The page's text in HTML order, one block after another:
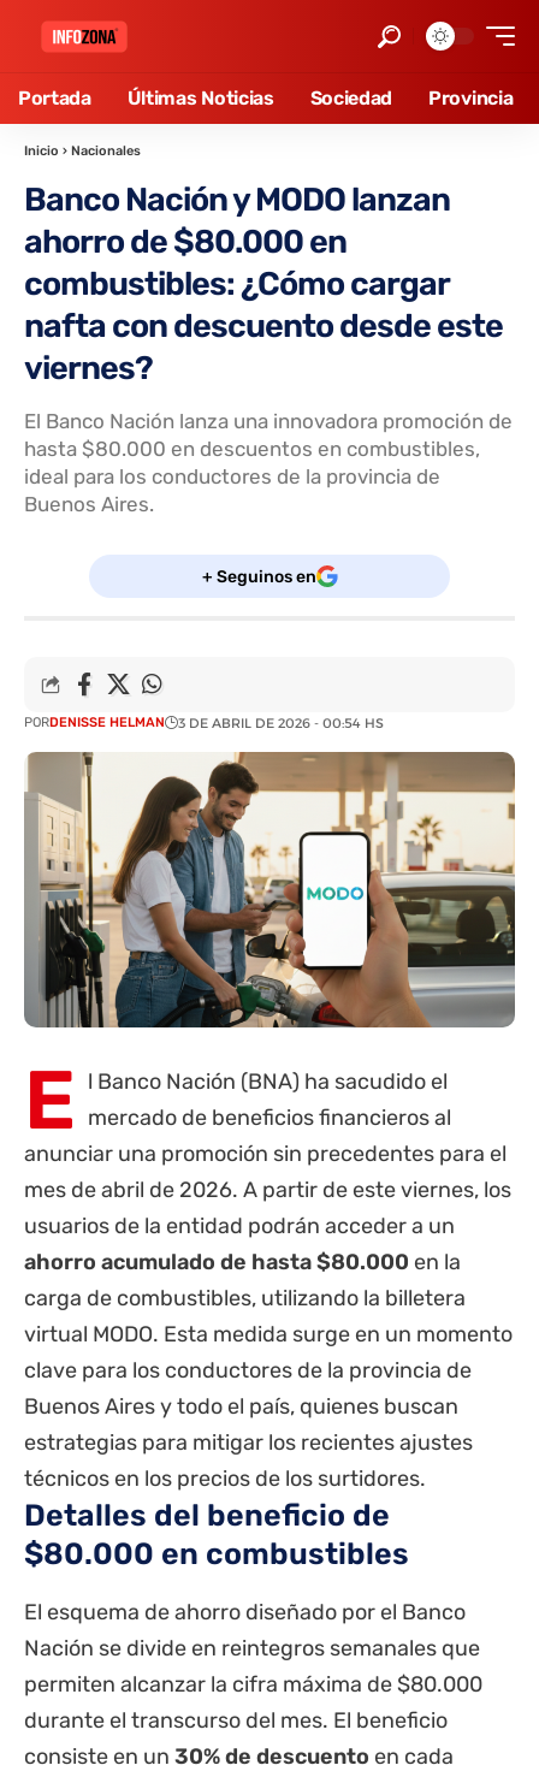
Portada Últimas Noticias Sociedad Provincia
Inicio › Nacionales
Banco Nación y MODO lanzan
ahorro de $80.000 en
combustibles: ¿Cómo cargar
nafta con descuento desde este
viernes?
El Banco Nación lanza una innovadora promoción de
hasta $80.000 en descuentos en combustibles,
ideal para los conductores de la provincia de
Buenos Aires.
+ Seguinos en
PORDENISSE HELMAN 3 DE ABRIL DE 2026 - 00:54 HS
E l Banco Nación (BNA) ha sacudido el
mercado de beneficios financieros al
anunciar una promoción sin precedentes para el
mes de abril de 2026. A partir de este viernes, los
usuarios de la entidad podrán acceder a un
ahorro acumulado de hasta $80.000 en la
carga de combustibles, utilizando la billetera
virtual MODO. Esta medida surge en un momento
clave para los conductores de la provincia de
Buenos Airesy todo el país, quienes buscan
estrategias para mitigar los recientes ajustes
técnicos en los precios de los surtidores.
Detalles del beneficio de
$80.000 en combustibles
El esquema de ahorro diseñado por el Banco
Nación se divide en reintegros semanales que
permiten alcanzar la cifra máxima de $80.000
durante el transcurso del mes. El beneficio
consiste en un 30% de descuento en cada